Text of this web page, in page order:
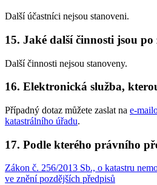
Další účastníci nejsou stanoveni.
15. Jaké další činnosti jsou
Další činnosti nejsou stanoveny.
16. Elektronická služba,
Případný dotaz můžete zaslat na e-
katastrálního úřadu.
17. Podle kterého právního
Zákon č. 256/2013 Sb., o katastru
ve znění pozdějších předpisů